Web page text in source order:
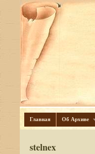
Главная Об Архиве
stelnex